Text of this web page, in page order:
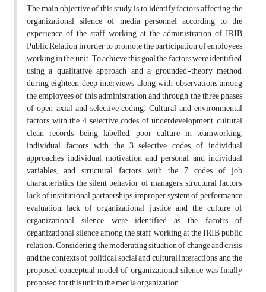
The main objective of this study is to identify factors affecting the
organizational silence of media personnel according to the
experience of the staff working at the administration of IRIB
Public Relation in order to promote the participation of employees
working in the unit. To achieve this goal the factors were identified,
using a qualitative approach and a grounded-theory method,
during eighteen deep interviews along with observations among
the employees of this administration and through the three phases
of open, axial and selective coding. Cultural and environmental
factors with the 4 selective codes of underdevelopment, cultural
clean records, being labelled, poor culture in teamworking;
individual factors with the 3 selective codes of individual
approaches, individual motivation and personal and individual
variables; and structural factors with the 7 codes of job
characteristics, the silent behavior of managers, structural factors,
lack of institutional partnerships, improper system of performance
evaluation, lack of organizational justice and the culture of
organizational silence were identified as the facotrs of
organizational silence among the staff working at the IRIB public
relation. Considering the moderating situation of change and crisis,
and the contexts of political, social and cultural interactions and the
proposed conceptual model of organizational silence was finally
proposed for this unit in the media organization.